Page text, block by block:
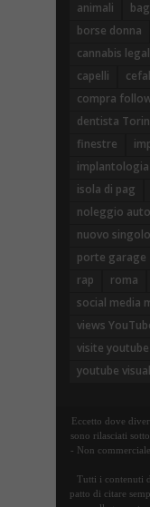
animali
borse donna
cannabis
capelli
compra
dentista
finestre
implantologia
isola di pag
noleggio auto
nuovo singolo
porte garage
rap
roma
social media
views
visite youtube
youtube
Eccetto dove
sono rilasciati
- Non
Tutti i contenuti
patto di citare